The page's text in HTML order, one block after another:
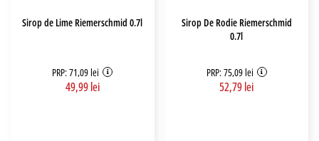
Sirop de Lime Riemerschmid 0.7l
PRP: 71,09 lei
49,99 lei
Sirop De Rodie Riemerschmid
0.7l
PRP: 75,09 lei
52,79 lei